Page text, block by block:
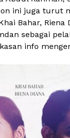
ini juga turut
Bahar, Riena
sebagai
info